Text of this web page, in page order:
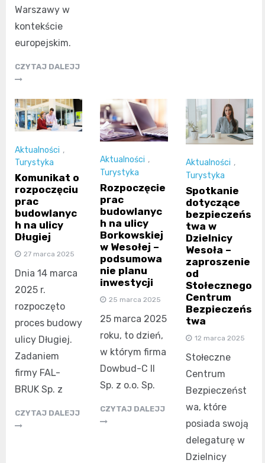
Warszawy w
kontekście
europejskim.
CZYTAJ DALEJJ
Aktualności ,
Turystyka
Komunikat o
rozpoczęciu
prac
budowlanyc
h na ulicy
Długiej
27 marca 2025
Dnia 14 marca
2025 r.
rozpoczęto
proces budowy
ulicy Długiej.
Zadaniem
firmy FAL-
BRUK Sp. z
CZYTAJ DALEJJ
Aktualności ,
Turystyka
Rozpoczęcie
prac
budowlanyc
h na ulicy
Borkowskiej
w Wesołej –
podsumowa
nie planu
inwestycji
25 marca 2025
25 marca 2025
roku, to dzień,
w którym firma
Dowbud-C II
Sp. z o.o. Sp.
CZYTAJ DALEJJ
Aktualności ,
Turystyka
Spotkanie
dotyczące
bezpieczeńs
twa w
Dzielnicy
Wesoła –
zaproszenie
od
Stołecznego
Centrum
Bezpieczeńs
twa
12 marca 2025
Stołeczne
Centrum
Bezpieczeńst
wa, które
posiada swoją
delegaturę w
Dzielnicy